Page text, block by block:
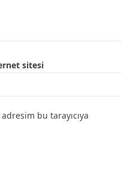
sitesi
bu tarayıcıya